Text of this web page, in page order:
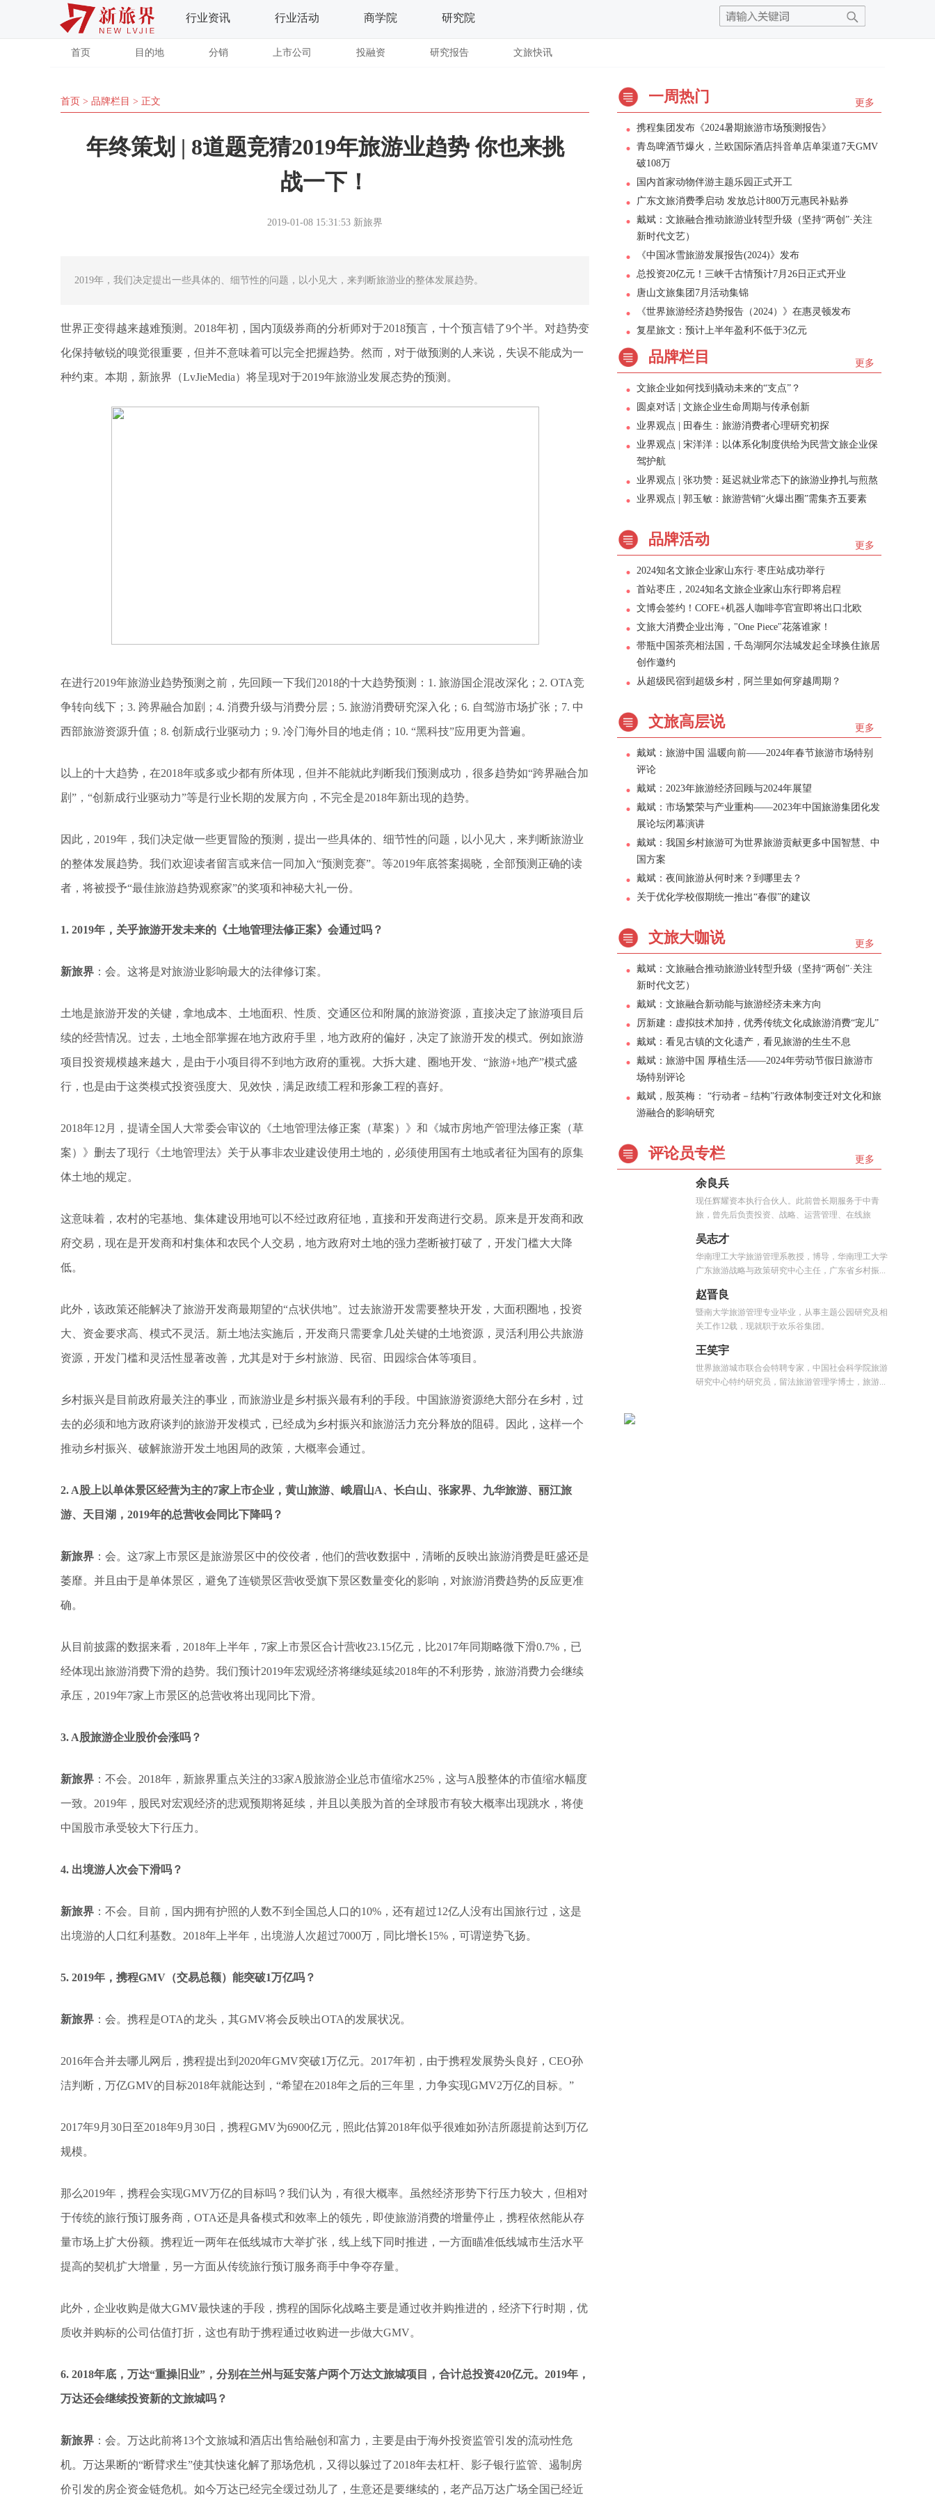
行业资讯 行业活动 商学院 研究院
首页 目的地 分销 上市公司 投融资 研究报告 文旅快讯
首页 > 品牌栏目 > 正文
年终策划 | 8道题竞猜2019年旅游业趋势 你也来挑
战一下！
2019-01-08 15:31:53 新旅界
2019年，我们决定提出一些具体的、细节性的问题，以小见大，来判断旅游业的整体发展趋势。
世界正变得越来越难预测。2018年初，国内顶级券商的分析师对于2018预言，十个预言错了9个半。对趋势变
化保持敏锐的嗅觉很重要，但并不意味着可以完全把握趋势。然而，对于做预测的人来说，失误不能成为一
种约束。本期，新旅界（LvJieMedia）将呈现对于2019年旅游业发展态势的预测。
在进行2019年旅游业趋势预测之前，先回顾一下我们2018的十大趋势预测 ：1. 旅游国企混改深化；2. OTA竞
争转向线下；3. 跨界融合加剧；4. 消费升级与消费分层；5. 旅游消费研究深入化；6. 自驾游市场扩张；7. 中
西部旅游资源升值；8. 创新成行业驱动力；9. 冷门海外目的地走俏；10. “黑科技”应用更为普遍。
以上的十大趋势，在2018年或多或少都有所体现，但并不能就此判断我们预测成功，很多趋势如“跨界融合加
剧”，“创新成行业驱动力”等是行业长期的发展方向，不完全是2018年新出现的趋势。
因此，2019年，我们决定做一些更冒险的预测，提出一些具体的、细节性的问题，以小见大，来判断旅游业
的整体发展趋势。我们欢迎读者留言或来信一同加入“预测竞赛”。等2019年底答案揭晓，全部预测正确的读
者，将被授予“最佳旅游趋势观察家”的奖项和神秘大礼一份。
1. 2019年，关乎旅游开发未来的《土地管理法修正案》会通过吗？
新旅界 ：会。这将是对旅游业影响最大的法律修订案。
土地是旅游开发的关键，拿地成本、土地面积、性质、交通区位和附属的旅游资源，直接决定了旅游项目后
续的经营情况。过去，土地全部掌握在地方政府手里，地方政府的偏好，决定了旅游开发的模式。例如旅游
项目投资规模越来越大，是由于小项目得不到地方政府的重视。大拆大建、圈地开发、“旅游+地产”模式盛
行，也是由于这类模式投资强度大、见效快，满足政绩工程和形象工程的喜好。
2018年12月，提请全国人大常委会审议的《土地管理法修正案（草案）》和《城市房地产管理法修正案（草
案）》删去了现行《土地管理法》关于从事非农业建设使用土地的，必须使用国有土地或者征为国有的原集
体土地的规定。
这意味着，农村的宅基地、集体建设用地可以不经过政府征地，直接和开发商进行交易。原来是开发商和政
府交易，现在是开发商和村集体和农民个人交易，地方政府对土地的强力垄断被打破了，开发门槛大大降
低。
此外，该政策还能解决了旅游开发商最期望的“点状供地”。过去旅游开发需要整块开发，大面积圈地，投资
大、资金要求高、模式不灵活。新土地法实施后，开发商只需要拿几处关键的土地资源，灵活利用公共旅游
资源，开发门槛和灵活性显著改善，尤其是对于乡村旅游、民宿、田园综合体等项目。
乡村振兴是目前政府最关注的事业，而旅游业是乡村振兴最有利的手段。中国旅游资源绝大部分在乡村，过
去的必须和地方政府谈判的旅游开发模式，已经成为乡村振兴和旅游活力充分释放的阻碍。因此，这样一个
推动乡村振兴、破解旅游开发土地困局的政策，大概率会通过。
2. A股上以单体景区经营为主的7家上市企业，黄山旅游、峨眉山A、长白山、张家界、九华旅游、丽江旅
游、天目湖，2019年的总营收会同比下降吗？
新旅界 ：会。这7家上市景区是旅游景区中的佼佼者，他们的营收数据中，清晰的反映出旅游消费是旺盛还是
萎靡。并且由于是单体景区，避免了连锁景区营收受旗下景区数量变化的影响，对旅游消费趋势的反应更准
确。
从目前披露的数据来看，2018年上半年，7家上市景区合计营收23.15亿元，比2017年同期略微下滑0.7%，已
经体现出旅游消费下滑的趋势。我们预计2019年宏观经济将继续延续2018年的不利形势，旅游消费力会继续
承压，2019年7家上市景区的总营收将出现同比下滑。
3. A股旅游企业股价会涨吗？
新旅界 ：不会。2018年，新旅界重点关注的33家A股旅游企业总市值缩水25%，这与A股整体的市值缩水幅度
一致。2019年，股民对宏观经济的悲观预期将延续，并且以美股为首的全球股市有较大概率出现跳水，将使
中国股市承受较大下行压力。
4. 出境游人次会下滑吗？
新旅界 ：不会。目前，国内拥有护照的人数不到全国总人口的10%，还有超过12亿人没有出国旅行过，这是
出境游的人口红利基数。2018年上半年，出境游人次超过7000万，同比增长15%，可谓逆势飞扬。
5. 2019年，携程GMV（交易总额）能突破1万亿吗？
新旅界 ：会。携程是OTA的龙头，其GMV将会反映出OTA的发展状况。
2016年合并去哪儿网后，携程提出到2020年GMV突破1万亿元。2017年初，由于携程发展势头良好，CEO孙
洁判断，万亿GMV的目标2018年就能达到，“希望在2018年之后的三年里，力争实现GMV2万亿的目标。”
2017年9月30日至2018年9月30日，携程GMV为6900亿元，照此估算2018年似乎很难如孙洁所愿提前达到万亿
规模。
那么2019年，携程会实现GMV万亿的目标吗？我们认为，有很大概率。虽然经济形势下行压力较大，但相对
于传统的旅行预订服务商，OTA还是具备模式和效率上的领先，即使旅游消费的增量停止，携程依然能从存
量市场上扩大份额。携程近一两年在低线城市大举扩张，线上线下同时推进，一方面瞄准低线城市生活水平
提高的契机扩大增量，另一方面从传统旅行预订服务商手中争夺存量。
此外，企业收购是做大GMV最快速的手段，携程的国际化战略主要是通过收并购推进的，经济下行时期，优
质收并购标的公司估值打折，这也有助于携程通过收购进一步做大GMV。
6. 2018年底，万达“重操旧业”，分别在兰州与延安落户两个万达文旅城项目，合计总投资420亿元。2019年，
万达还会继续投资新的文旅城吗？
新旅界 ：会。万达此前将13个文旅城和酒店出售给融创和富力，主要是由于海外投资监管引发的流动性危
机。万达果断的“断臂求生”使其快速化解了那场危机，又得以躲过了2018年去杠杆、影子银行监管、遏制房
价引发的房企资金链危机。如今万达已经完全缓过劲儿了，生意还是要继续的，老产品万达广场全国已经近
更多
一周热门
携程集团发布《2024暑期旅游市场预测报告》
青岛啤酒节爆火，兰欧国际酒店抖音单店单渠道7天GMV
破108万
国内首家动物伴游主题乐园正式开工
广东文旅消费季启动 发放总计800万元惠民补贴券
戴斌：文旅融合推动旅游业转型升级（坚持“两创”·关注
新时代文艺）
《中国冰雪旅游发展报告(2024)》发布
总投资20亿元！三峡千古情预计7月26日正式开业
唐山文旅集团7月活动集锦
《世界旅游经济趋势报告（2024）》在惠灵顿发布
复星旅文：预计上半年盈利不低于3亿元
更多
品牌栏目
文旅企业如何找到撬动未来的“支点”？
圆桌对话 | 文旅企业生命周期与传承创新
业界观点 | 田春生：旅游消费者心理研究初探
业界观点 | 宋洋洋：以体系化制度供给为民营文旅企业保
驾护航
业界观点 | 张功赞：延迟就业常态下的旅游业挣扎与煎熬
业界观点 | 郭玉敏：旅游营销“火爆出圈”需集齐五要素
更多
品牌活动
2024知名文旅企业家山东行·枣庄站成功举行
首站枣庄，2024知名文旅企业家山东行即将启程
文博会签约！COFE+机器人咖啡亭官宣即将出口北欧
文旅大消费企业出海，"One Piece"花落谁家！
带瓶中国茶亮相法国，千岛湖阿尔法城发起全球换住旅居
创作邀约
从超级民宿到超级乡村，阿兰里如何穿越周期？
更多
文旅高层说
戴斌：旅游中国 温暖向前——2024年春节旅游市场特别
评论
戴斌：2023年旅游经济回顾与2024年展望
戴斌：市场繁荣与产业重构——2023年中国旅游集团化发
展论坛闭幕演讲
戴斌：我国乡村旅游可为世界旅游贡献更多中国智慧、中
国方案
戴斌：夜间旅游从何时来？到哪里去？
关于优化学校假期统一推出“春假”的建议
更多
文旅大咖说
戴斌：文旅融合推动旅游业转型升级（坚持“两创”·关注
新时代文艺）
戴斌：文旅融合新动能与旅游经济未来方向
厉新建：虚拟技术加持，优秀传统文化成旅游消费“宠儿”
戴斌：看见古镇的文化遗产，看见旅游的生生不息
戴斌：旅游中国 厚植生活——2024年劳动节假日旅游市
场特别评论
戴斌，殷英梅： “行动者－结构”行政体制变迁对文化和旅
游融合的影响研究
更多
评论员专栏
余良兵
现任辉耀资本执行合伙人。此前曾长期服务于中青
旅，曾先后负责投资、战略、运营管理、在线旅
吴志才
华南理工大学旅游管理系教授，博导，华南理工大学
广东旅游战略与政策研究中心主任，广东省乡村振...
赵晋良
暨南大学旅游管理专业毕业，从事主题公园研究及相
关工作12载，现就职于欢乐谷集团。
王笑宇
世界旅游城市联合会特聘专家，中国社会科学院旅游
研究中心特约研究员，留法旅游管理学博士，旅游...